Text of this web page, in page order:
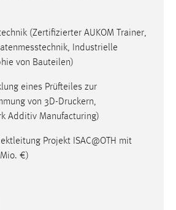
(Zertifizierter AUKOM Trainer,
Industrielle
von Bauteilen)
eines Prüfteiles zur
von 3D-Druckern,
Additiv Manufacturing)
Projekt ISAC@OTH mit
€)